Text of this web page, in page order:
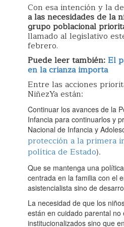
Con esa intención y la de
a las necesidades de la
grupo poblacional
llamado al legislativo
febrero.
Puede leer también:El
en la crianza importa
Entre las acciones
NiñezYa están:
Continuar los avances de la
Infancia para continuarlos y
Nacional de Infancia y
protección a la primera
política de Estado).
Que se mantenga una
centrada en la familia con el
asistencialista sino de
La necesidad de que los
están en cuidado parental no
institucionalizados sino que